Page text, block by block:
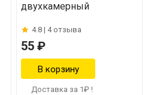
двухкамерный
4.8 | 4 отзыва
55 ₽
Доставка за 1₽ !